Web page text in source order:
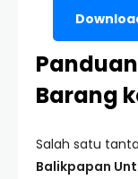
Barang
Salah satu
Balikpapan